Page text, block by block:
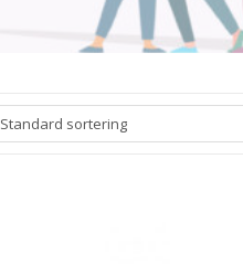
Standard sortering